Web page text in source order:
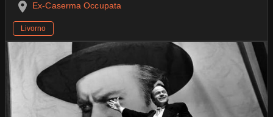
Ex-Caserma Occupata
Livorno